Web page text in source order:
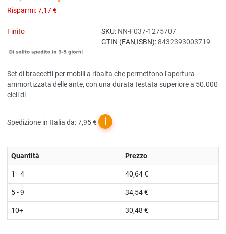
Risparmi:7,17 €
Finito SKU: NN-F037-1275707
GTIN (EAN,ISBN): 8432393003719
Set di braccetti per mobili a ribalta che permettono l'apertura
ammortizzata delle ante, con una durata testata superiore a 50.000
cicli di
Spedizione in Italia da: 7,95 € ℹ
Quantità Prezzo
1 - 4 40,64 €
5 - 9 34,54 €
10+ 30,48 €